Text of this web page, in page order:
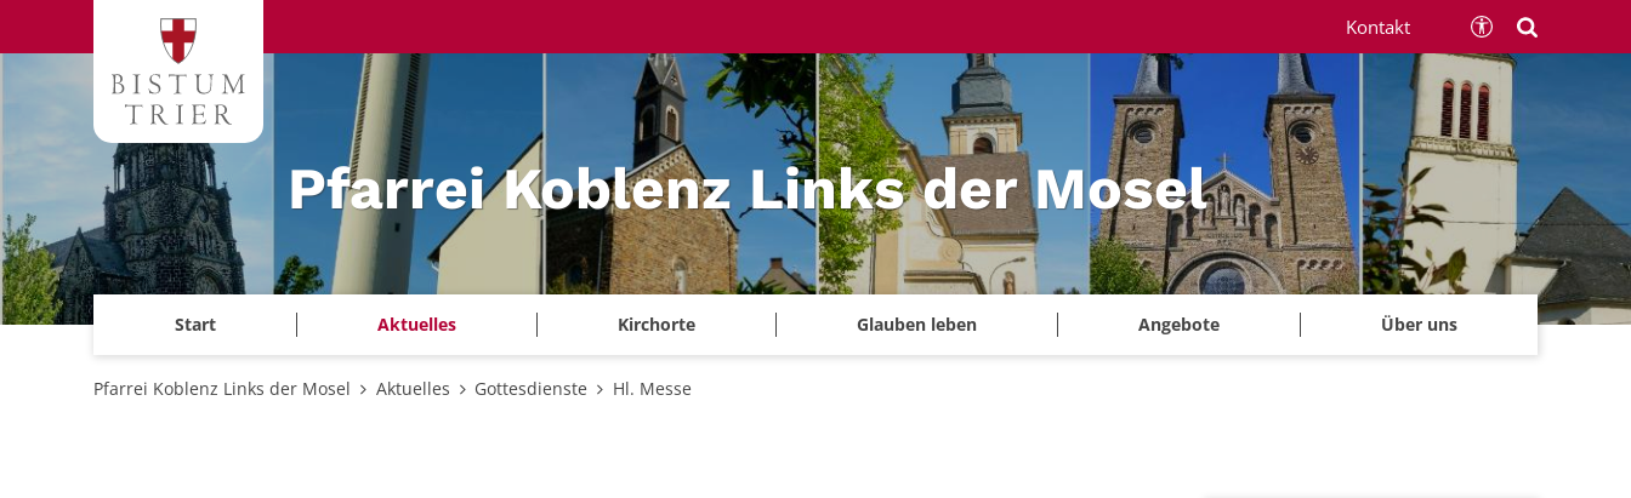
Zum Inhalt springen
Pfarrei Koblenz Links der Mosel
Start Aktuelles Kirchorte Glauben leben Angebote Über uns
Kontakt
Pfarrei Koblenz Links der Mosel Aktuelles Gottesdienste Hl. Messe